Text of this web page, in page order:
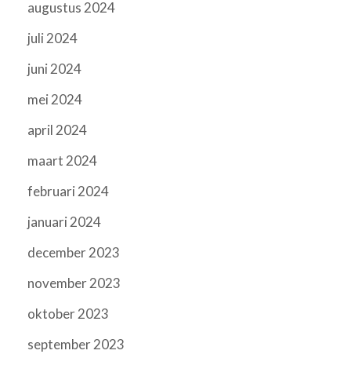
augustus 2024
juli 2024
juni 2024
mei 2024
april 2024
maart 2024
februari 2024
januari 2024
december 2023
november 2023
oktober 2023
september 2023